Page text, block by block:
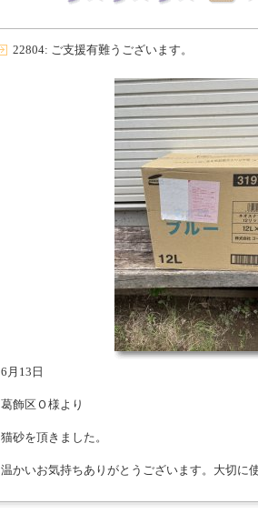
22804: ご支援有難うございます。
6月13日
葛飾区Ｏ様より
猫砂を頂きました。
温かいお気持ちありがとうございます。大切に